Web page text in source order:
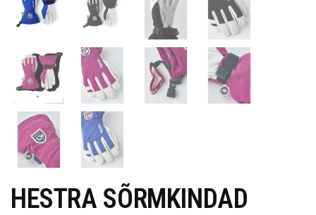
HESTRA SÕRMKINDAD